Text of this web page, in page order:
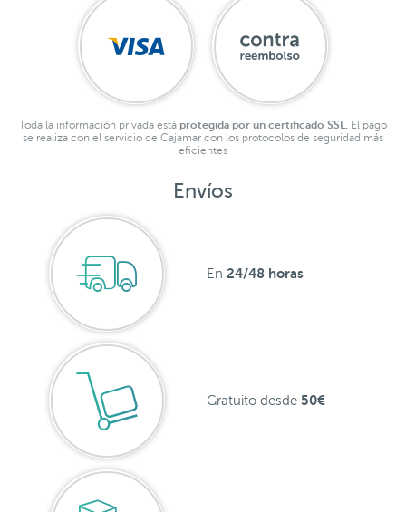
Toda la información privada está protegida por un certificado SSL.
El pago
se realiza con el servicio de Cajamar con los protocolos de seguridad más
eficientes
Envíos
En 24/48 horas
Gratuito desde 50€